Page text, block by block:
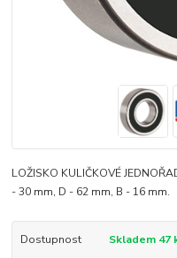
LOŽISKO KULIČKOVÉ
- 30 mm, D - 62 mm, B - 16 mm.
Dostupnost Skladem 47